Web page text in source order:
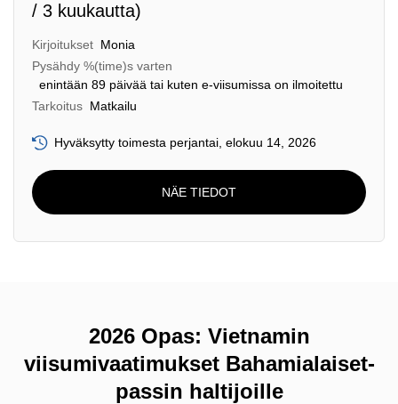
/ 3 kuukautta)
Kirjoitukset Monia
Pysähdy %(time)s varten
enintään 89 päivää tai kuten e-viisumissa on ilmoitettu
Tarkoitus Matkailu
Hyväksytty toimesta perjantai, elokuu 14, 2026
NÄE TIEDOT
2026 Opas: Vietnamin
viisumivaatimukset Bahamialaiset-
passin haltijoille